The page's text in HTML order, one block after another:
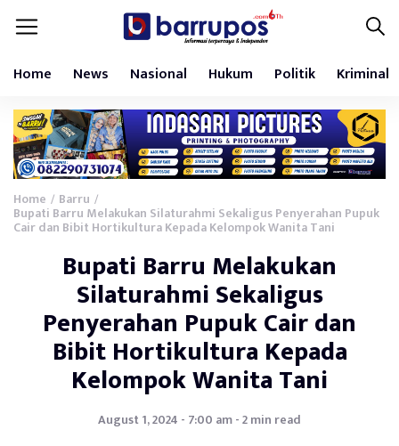
Home News Nasional Hukum Politik Kriminal
Home / Barru /
Bupati Barru Melakukan Silaturahmi Sekaligus Penyerahan Pupuk
Cair dan Bibit Hortikultura Kepada Kelompok Wanita Tani
Bupati Barru Melakukan
Silaturahmi Sekaligus
Penyerahan Pupuk Cair dan
Bibit Hortikultura Kepada
Kelompok Wanita Tani
August 1, 2024 - 7:00 am - 2 min read